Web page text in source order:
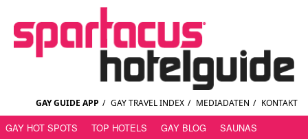
GAY GUIDE APP / GAY TRAVEL INDEX / MEDIADATEN / KONTAKT
GAY HOT SPOTS TOP HOTELS GAY BLOG
SAUNAS